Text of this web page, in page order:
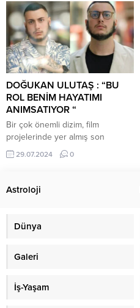
DOĞUKAN ULUTAŞ : “BU
ROL BENİM HAYATIMI
ANIMSATIYOR “
Bir çok önemli dizim, film
projelerinde yer almış son
dönemin popüler oyuncularından
Doğukan Ulutaş, Bir Osmanlı
Rol Üstlendi. “Kurtuluş Birinci
Osmanlı” Adlı Sinema Film’i İçin
Tamamlayan Doğukan Ulutaş “Bu
Rol Tam Benim Hayatımı
projede daha iyi
zamanki gibi...
29.07.2024 0
Astroloji
Dünya
Galeri
İş-Yaşam